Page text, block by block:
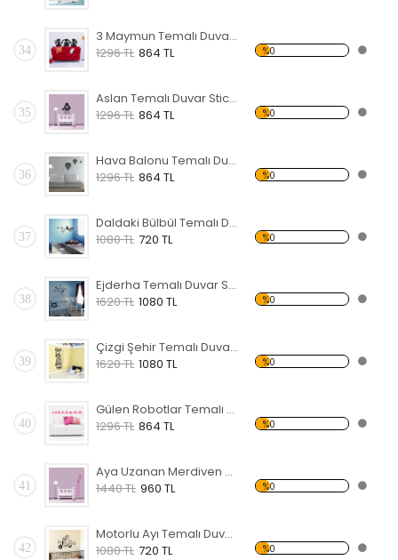
34
3 Maymun Temalı Duvar Sticker
1296 TL 864 TL %0
35
Aslan Temalı Duvar Sticker
1296 TL 864 TL %0
36
Hava Balonu Temalı Duvar Sticker
1296 TL 864 TL %0
37
Daldaki Bülbül Temalı Duvar Sticker
1080 TL 720 TL %0
38
Ejderha Temalı Duvar Sticker
1620 TL 1080 TL %0
39
Çizgi Şehir Temalı Duvar Sticker
1620 TL 1080 TL %0
40
Gülen Robotlar Temalı Duvar Sticker
1296 TL 864 TL %0
41
Aya Uzanan Merdiven Temalı Duvar Sticker
1440 TL 960 TL %0
42
Motorlu Ayı Temalı Duvar Sticker
1080 TL 720 TL %0